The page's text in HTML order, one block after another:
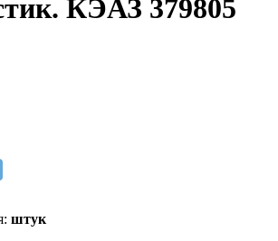
КЭАЗ 379805
штук